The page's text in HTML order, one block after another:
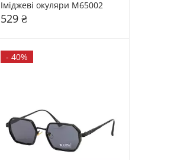
Іміджеві окуляри М65002
529 ₴
- 40%